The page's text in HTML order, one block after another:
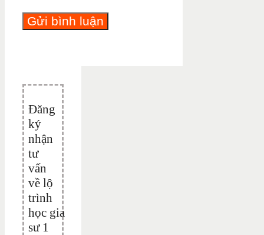
Đăng
ký
nhận
tư
vấn
về lộ
trình
học gia
sư 1